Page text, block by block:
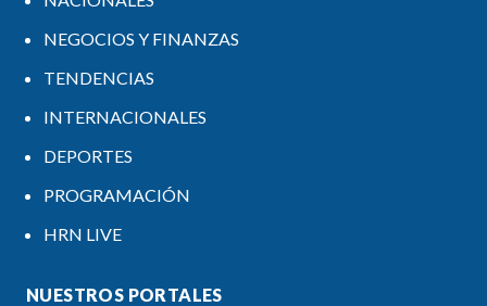
NEGOCIOS Y FINANZAS
TENDENCIAS
INTERNACIONALES
DEPORTES
PROGRAMACIÓN
HRN LIVE
NUESTROS PORTALES